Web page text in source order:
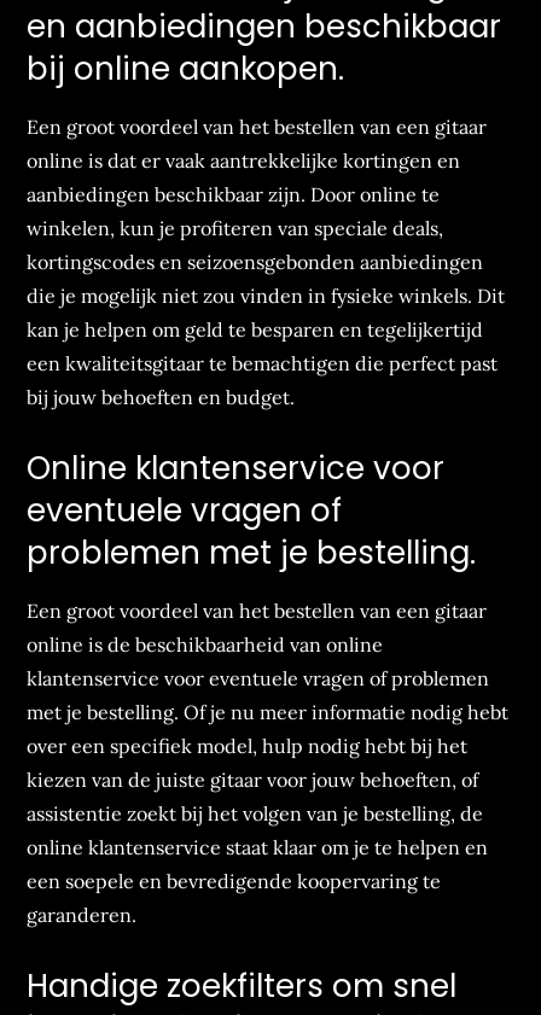
en aanbiedingen beschikbaar
bij online aankopen.
Een groot voordeel van het bestellen van een gitaar
online is dat er vaak aantrekkelijke kortingen en
aanbiedingen beschikbaar zijn. Door online te
winkelen, kun je profiteren van speciale deals,
kortingscodes en seizoensgebonden aanbiedingen
die je mogelijk niet zou vinden in fysieke winkels. Dit
kan je helpen om geld te besparen en tegelijkertijd
een kwaliteitsgitaar te bemachtigen die perfect past
bij jouw behoeften en budget.
Online klantenservice voor
eventuele vragen of
problemen met je bestelling.
Een groot voordeel van het bestellen van een gitaar
online is de beschikbaarheid van online
klantenservice voor eventuele vragen of problemen
met je bestelling. Of je nu meer informatie nodig hebt
over een specifiek model, hulp nodig hebt bij het
kiezen van de juiste gitaar voor jouw behoeften, of
assistentie zoekt bij het volgen van je bestelling, de
online klantenservice staat klaar om je te helpen en
een soepele en bevredigende koopervaring te
garanderen.
Handige zoekfilters om snel